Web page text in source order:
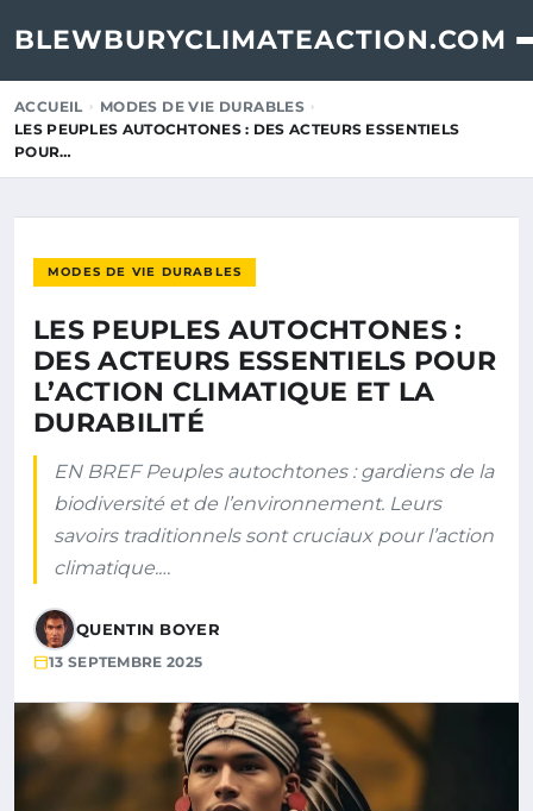
BLEWBURYCLIMATEACTION.COM
ACCUEIL
MODES DE VIE DURABLES
LES PEUPLES AUTOCHTONES : DES ACTEURS ESSENTIELS
POUR…
MODES DE VIE DURABLES
LES PEUPLES AUTOCHTONES :
DES ACTEURS ESSENTIELS POUR
L’ACTION CLIMATIQUE ET LA
DURABILITÉ
EN BREF Peuples autochtones : gardiens de la
biodiversité et de l’environnement. Leurs
savoirs traditionnels sont cruciaux pour l’action
climatique.…
QUENTIN BOYER
13 SEPTEMBRE 2025